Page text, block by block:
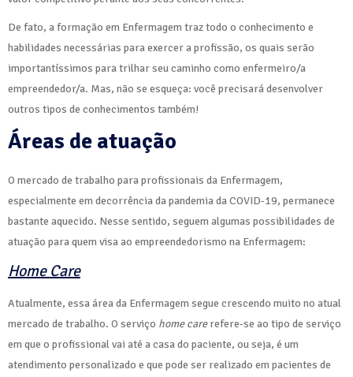
De fato, a formação em Enfermagem traz todo o conhecimento e
habilidades necessárias para exercer a profissão, os quais serão
importantíssimos para trilhar seu caminho como enfermeiro/a
empreendedor/a. Mas, não se esqueça: você precisará desenvolver
outros tipos de conhecimentos também!
Áreas de atuação
O mercado de trabalho para profissionais da Enfermagem,
especialmente em decorrência da pandemia da COVID-19, permanece
bastante aquecido. Nesse sentido, seguem algumas possibilidades de
atuação para quem visa ao empreendedorismo na Enfermagem:
Home Care
Atualmente, essa área da Enfermagem segue crescendo muito no atual
mercado de trabalho. O serviço home carerefere-se ao tipo de serviço
em que o profissional vai até a casa do paciente, ou seja, é um
atendimento personalizado e que pode ser realizado em pacientes de